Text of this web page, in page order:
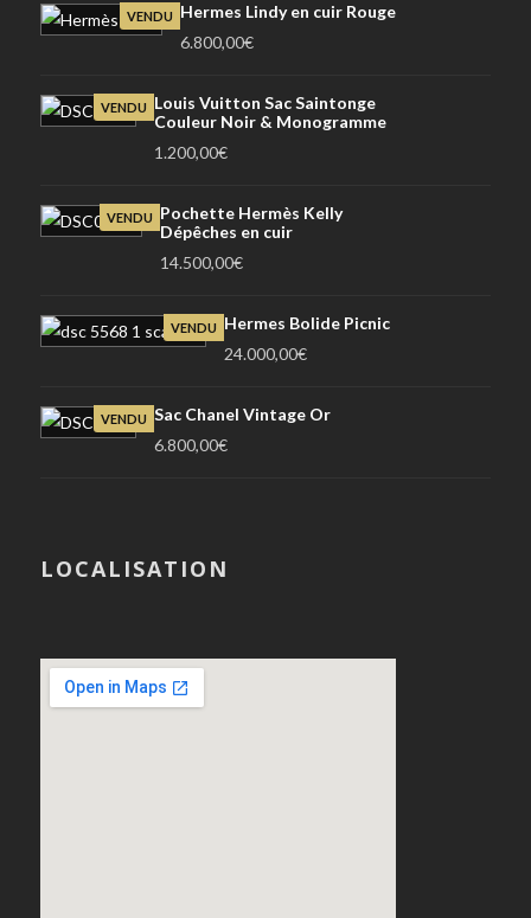
VENDU
Hermes Lindy en cuir Rouge
6.800,00€
VENDU
Louis Vuitton Sac Saintonge
Couleur Noir & Monogramme
1.200,00€
VENDU
Pochette Hermès Kelly
Dépêches en cuir
14.500,00€
VENDU
Hermes Bolide Picnic
24.000,00€
VENDU Sac Chanel Vintage Or
6.800,00€
LOCALISATION